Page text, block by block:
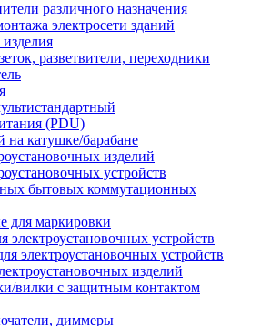
различного назначения
электросети зданий
разветвители, переходники
(PDU)
на катушке/барабане
изделий
устройств
бытовых коммутационных
для маркировки
электроустановочных устройств
электроустановочных устройств
изделий
вилки с защитным контактом
диммеры